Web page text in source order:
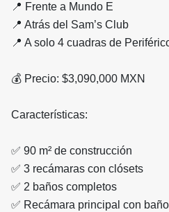
📍 Frente a Mundo E
📍 Atrás del Sam’s Club
📍 A solo 4 cuadras de
💰 Precio: $3,090,000 MXN
Características:
✅ 90 m² de construcción
✅ 3 recámaras con clósets
✅ 2 baños completos
✅ Recámara principal con